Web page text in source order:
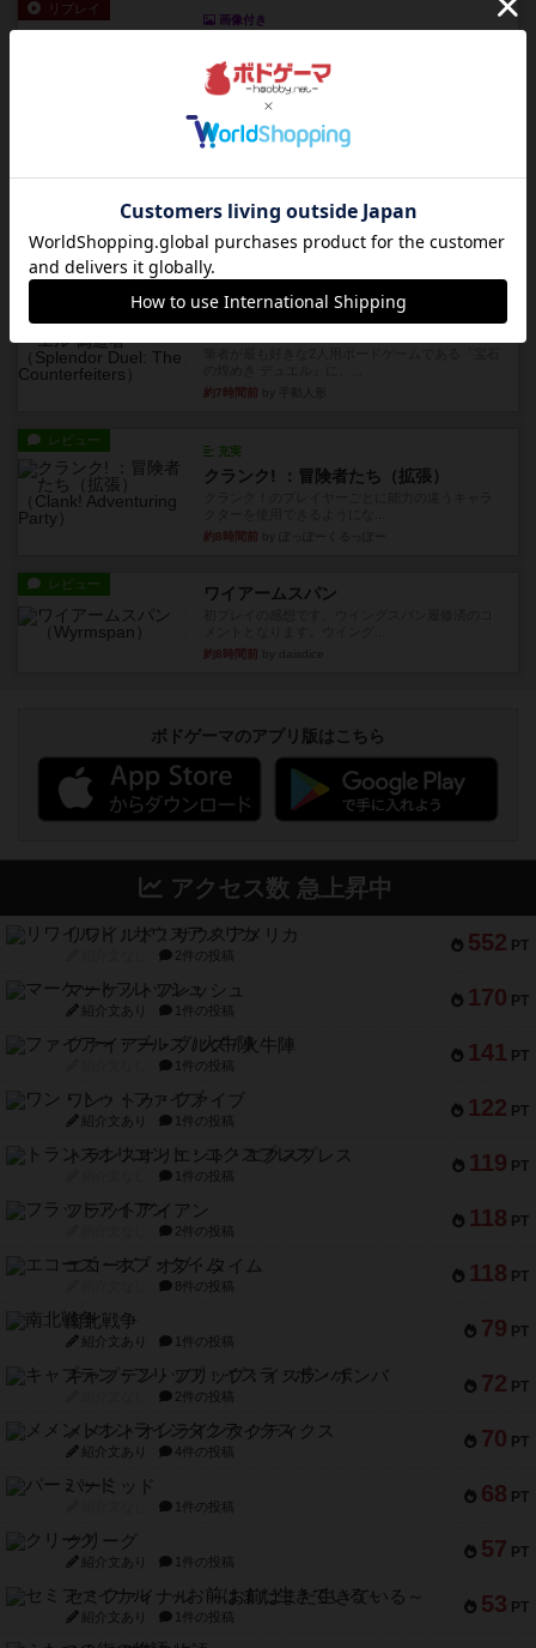
リプレイ
画像付き
久しぶりに取り出してプレイ。記号担当と色担当
に分かれてプレイ。あかんか...
by くみ
チェスなのに、ほんの10分で終わります。動きで
敵のコマの種類が分かれば...
約6時間前 by くみ
画像付き 充実
約7時間前
レビュー
充実
クランク! ：冒険者たち（拡張）
約8時間前
レビュー ワイアームスパン
約8時間前
ボドゲーマのアプリ版はこちら
アクセス数 急上昇中
552 PT
リワイルド：サウスアメリカ
2件の投稿
170 PT
マーケットフレッシュ
紹介文あり 1件の投稿
141 PT
ファイアー・ブルズ / 火牛陣
1件の投稿
122 PT
ワン・トゥ・ファイブ
紹介文あり 1件の投稿
119 PT
トランスオリエント・エクスプレス
1件の投稿
118 PT
フラットアイアン
2件の投稿
118 PT
エコーズ・オブ・タイム
8件の投稿
79 PT
南北戦争
紹介文あり 1件の投稿
72 PT
キャプテン・フリップ：イスラ・ボンバ
2件の投稿
70 PT
メメントオンラインタクティクス
紹介文あり 4件の投稿
68 PT
パーミッド
1件の投稿
57 PT
クリーグ
紹介文あり 1件の投稿
53 PT
セミファイナル ～お前はまだ生きている～
紹介文あり 1件の投稿